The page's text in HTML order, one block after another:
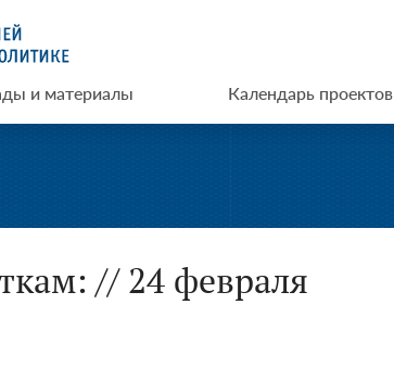
и материалы Календарь проектов
// 24 февраля